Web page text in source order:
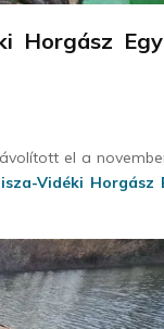
Horgász
el a
Vidéki Horgász